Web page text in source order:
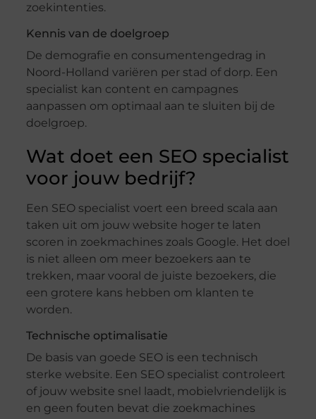
zoekintenties.
Kennis van de doelgroep
De demografie en consumentengedrag in
Noord-Holland variëren per stad of dorp. Een
specialist kan content en campagnes
aanpassen om optimaal aan te sluiten bij de
doelgroep.
Wat doet een SEO specialist
voor jouw bedrijf?
Een SEO specialist voert een breed scala aan
taken uit om jouw website hoger te laten
scoren in zoekmachines zoals Google. Het doel
is niet alleen om meer bezoekers aan te
trekken, maar vooral de juiste bezoekers, die
een grotere kans hebben om klanten te
worden.
Technische optimalisatie
De basis van goede SEO is een technisch
sterke website. Een SEO specialist controleert
of jouw website snel laadt, mobielvriendelijk is
en geen fouten bevat die zoekmachines